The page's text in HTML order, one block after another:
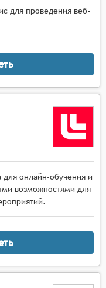
для проведения веб-
онлайн-обучения и
возможностями для